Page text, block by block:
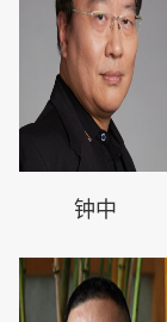
钟中